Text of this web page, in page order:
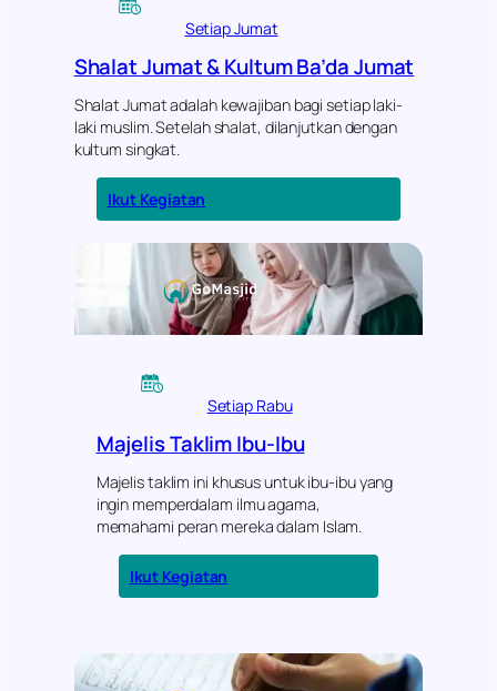
r
i
h
M
a
j
d
(
J
u
m
’
e
r
s
i
h
)
Setiap Jumat
Shalat Jumat & Kultum Ba’da Jumat
Shalat Jumat adalah kewajiban bagi setiap laki-
laki muslim. Setelah shalat, dilanjutkan dengan
kultum singkat.
Ikut Kegiatan
S
h
a
l
a
t
a
&
K
u
l
t
u
m
B
Setiap Rabu
Majelis Taklim Ibu-Ibu
Majelis taklim ini khusus untuk ibu-ibu yang
ingin memperdalam ilmu agama,
memahami peran mereka dalam Islam.
Ikut Kegiatan
Majelis
Ibu